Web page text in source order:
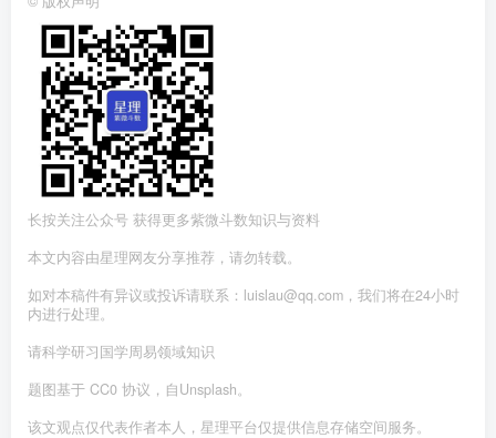
长按关注公众号 获得更多紫微斗数知识与资料
本文内容由星理网友分享推荐，请勿转载。
如对本稿件有异议或投诉请联系：luislau@qq.com，我们将在24小时
内进行处理。
请科学研习国学周易领域知识
题图基于 CC0 协议，自Unsplash。
该文观点仅代表作者本人，星理平台仅提供信息存储空间服务。